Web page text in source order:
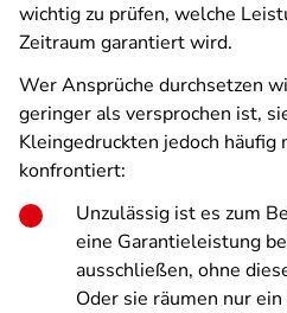
wichtig zu prüfen, welche
Zeitraum garantiert wird.
Wer Ansprüche durchsetzen
geringer als versprochen ist,
Kleingedruckten jedoch
konfrontiert:
Unzulässig ist es zum
eine Garantieleistung
ausschließen, ohne
Oder sie räumen nur